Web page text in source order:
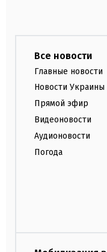
Все новости
Главные новости
Новости Украины
Прямой эфир
Видеоновости
Аудионовости
Погода